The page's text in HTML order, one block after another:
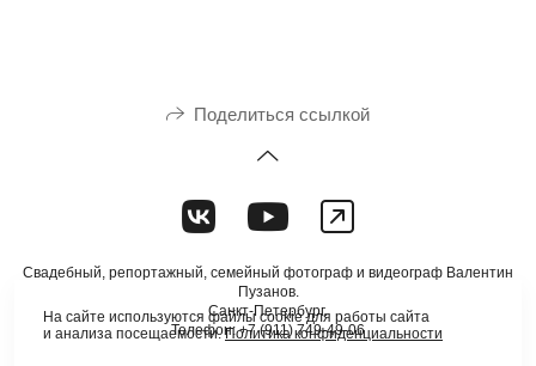
Поделиться ссылкой
Свадебный, репортажный, семейный фотограф и видеограф Валентин
Пузанов.
Санкт-Петербург.
Телефон: +7 (911) 749-49-06
На сайте используются файлы cookie для работы сайта
и анализа посещаемости.Политика конфиденциальности